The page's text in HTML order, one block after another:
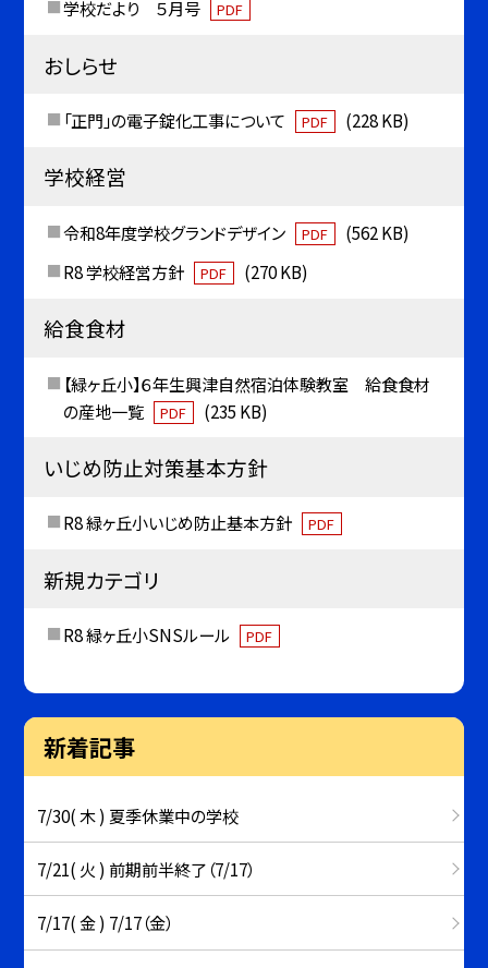
学校だより ５月号
PDF
おしらせ
「正門」の電子錠化工事について PDF (228 KB)
学校経営
令和8年度学校グランドデザイン PDF
(562 KB)
R8 学校経営方針
PDF (270 KB)
給食食材
【緑ヶ丘小】６年生興津自然宿泊体験教室 給食食材
の産地一覧
PDF (235 KB)
いじめ防止対策基本方針
R8 緑ヶ丘小いじめ防止基本方針 PDF
新規カテゴリ
R8 緑ヶ丘小SNSルール PDF
新着記事
7/30( 木 ) 夏季休業中の学校
7/21( 火 ) 前期前半終了（7/17）
7/17( 金 ) 7/17（金）